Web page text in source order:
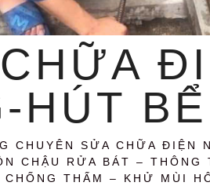
HÚT
CHUYÊN SỬA CHỮA
CHẬU RỬA BÁT –
THẤM – KHỬ MÙI